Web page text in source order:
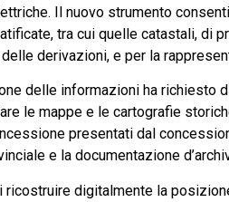
Il nuovo strumento
tra cui quelle catastali, di
derivazioni, e per la
delle informazioni ha richiesto
le mappe e le cartografie
presentati dal
e la documentazione
ricostruire digitalmente la